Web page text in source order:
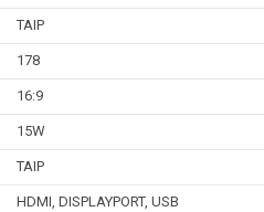
TAIP
178
16:9
15W
TAIP
HDMI, DISPLAYPORT, USB